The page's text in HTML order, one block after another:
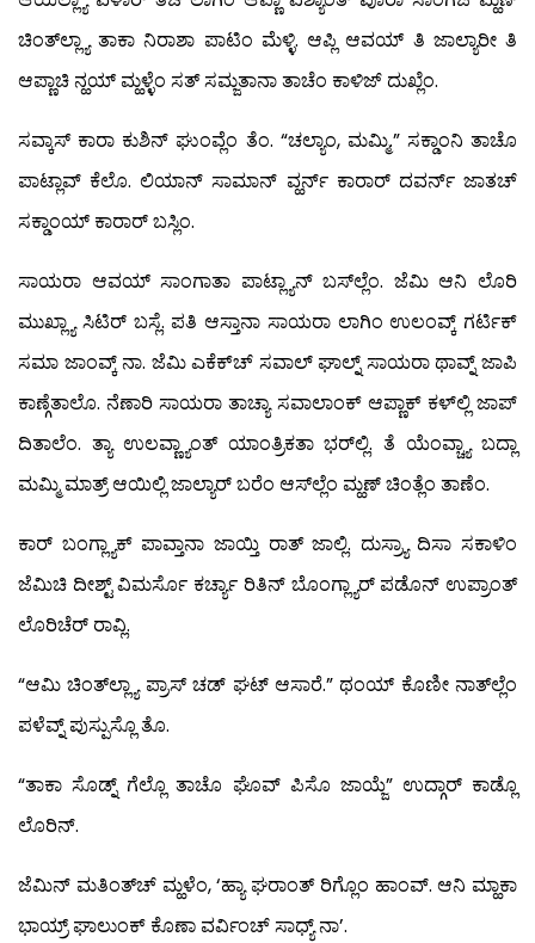
ಚಿಂತ್‍ಲ್ಲ್ಯಾ ತಾಕಾ ನಿರಾಶಾ ಪಾಟಿಂ ಮೆಳ್ಳಿ. ಆಪ್ಲಿ ಆವಯ್ ತಿ ಜಾಲ್ಯಾರೀ ತಿ
ಆಪ್ಣಾಚಿ ನ್ಹಯ್ ಮ್ಹಳ್ಳೆಂ ಸತ್ ಸಮ್ಜತಾನಾ ತಾಚೆಂ ಕಾಳಿಜ್ ದುಖ್ಲೆಂ.
ಸವ್ಕಾಸ್ ಕಾರಾ ಕುಶಿನ್ ಘುಂವ್ಲೆಂ ತೆಂ. “ಚಲ್ಯಾಂ, ಮಮ್ಮಿ.” ಸಕ್ಡಾಂನಿ ತಾಚೊ
ಪಾಟ್ಲಾವ್ ಕೆಲೊ. ಲಿಯಾನ್ ಸಾಮಾನ್ ವ್ಹರ್ನ್ ಕಾರಾರ್ ದವರ್ನ್ ಜಾತಚ್
ಸಕ್ಡಾಂಯ್ ಕಾರಾರ್ ಬಸ್ಲಿಂ.
ಸಾಯರಾ ಆವಯ್ ಸಾಂಗಾತಾ ಪಾಟ್ಲ್ಯಾನ್ ಬಸ್‍ಲ್ಲೆಂ. ಜೆಮಿ ಆನಿ ಲೊರಿ
ಮುಖ್ಲ್ಯಾ ಸಿಟಿರ್ ಬಸ್ಲೆ. ಪತಿ ಆಸ್ತಾನಾ ಸಾಯರಾ ಲಾಗಿಂ ಉಲಂವ್ಕ್ ಗರ್ಟಿಕ್
ಸಮಾ ಜಾಂವ್ಕ್ ನಾ. ಜೆಮಿ ಎಕೆಕ್‍ಚ್ ಸವಾಲ್ ಘಾಲ್ನ್ ಸಾಯರಾ ಥಾವ್ನ್ ಜಾಪಿ
ಕಾಣ್ಗೆತಾಲೊ. ನೆಣಾರಿ ಸಾಯರಾ ತಾಚ್ಯಾ ಸವಾಲಾಂಕ್ ಆಪ್ಣಾಕ್ ಕಳ್‍ಲ್ಲಿ ಜಾಪ್
ದಿತಾಲೆಂ. ತ್ಯಾ ಉಲವ್ಣ್ಯಾಂತ್ ಯಾಂತ್ರಿಕತಾ ಭರ್‌ಲ್ಲಿ. ತೆ ಯೆಂವ್ಚ್ಯಾ ಬದ್ಲಾ
ಮಮ್ಮಿ ಮಾತ್ರ್ ಆಯಿಲ್ಲಿ ಜಾಲ್ಯಾರ್ ಬರೆಂ ಆಸ್‍ಲ್ಲೆಂ ಮ್ಹಣ್ ಚಿಂತ್ಲೆಂ ತಾಣೆಂ.
ಕಾರ್ ಬಂಗ್ಲ್ಯಾಕ್ ಪಾವ್ತಾನಾ ಜಾಯ್ತಿ ರಾತ್ ಜಾಲ್ಲಿ. ದುಸ್ರ್ಯಾ ದಿಸಾ ಸಕಾಳಿಂ
ಜೆಮಿಚಿ ದೀಶ್ಟ್ ವಿಮರ್ಸೊ ಕರ್ಚ್ಯಾ ರಿತಿನ್ ಬೊಂಗ್ಲ್ಯಾರ್ ಪಡೊನ್ ಉಪ್ರಾಂತ್
ಲೊರಿಚೆರ್ ರಾವ್ಲಿ.
“ಆಮಿ ಚಿಂತ್‍ಲ್ಲ್ಯಾ ಪ್ರಾಸ್ ಚಡ್ ಘಟ್ ಆಸಾರೆ.” ಥಂಯ್ ಕೊಣೀ ನಾತ್‍ಲ್ಲೆಂ
ಪಳೆವ್ನ್ ಪುಸ್ಪುಸ್ಲೊ ತೊ.
“ತಾಕಾ ಸೊಡ್ನ್ ಗೆಲ್ಲೊ ತಾಚೊ ಘೊವ್ ಪಿಸೊ ಜಾಯ್ಜೆ” ಉದ್ಗಾರ್ ಕಾಡ್ಲೊ
ಲೊರಿನ್.
ಜೆಮಿನ್ ಮತಿಂತ್‍ಚ್ ಮ್ಹಳೆಂ, ‘ಹ್ಯಾ ಘರಾಂತ್ ರಿಗ್ಲೊಂ ಹಾಂವ್. ಆನಿ ಮ್ಹಾಕಾ
ಭಾಯ್ರ್ ಘಾಲುಂಕ್ ಕೊಣಾ ವರ್ವಿಂಚ್ ಸಾಧ್ಯ್ ನಾ’.